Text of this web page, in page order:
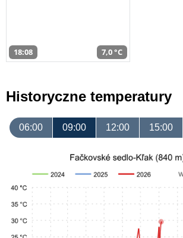
18:08 7,0 °C
Historyczne temperatury
06:00 09:00 12:00 15:00